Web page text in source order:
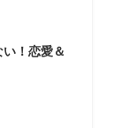
い！恋愛＆